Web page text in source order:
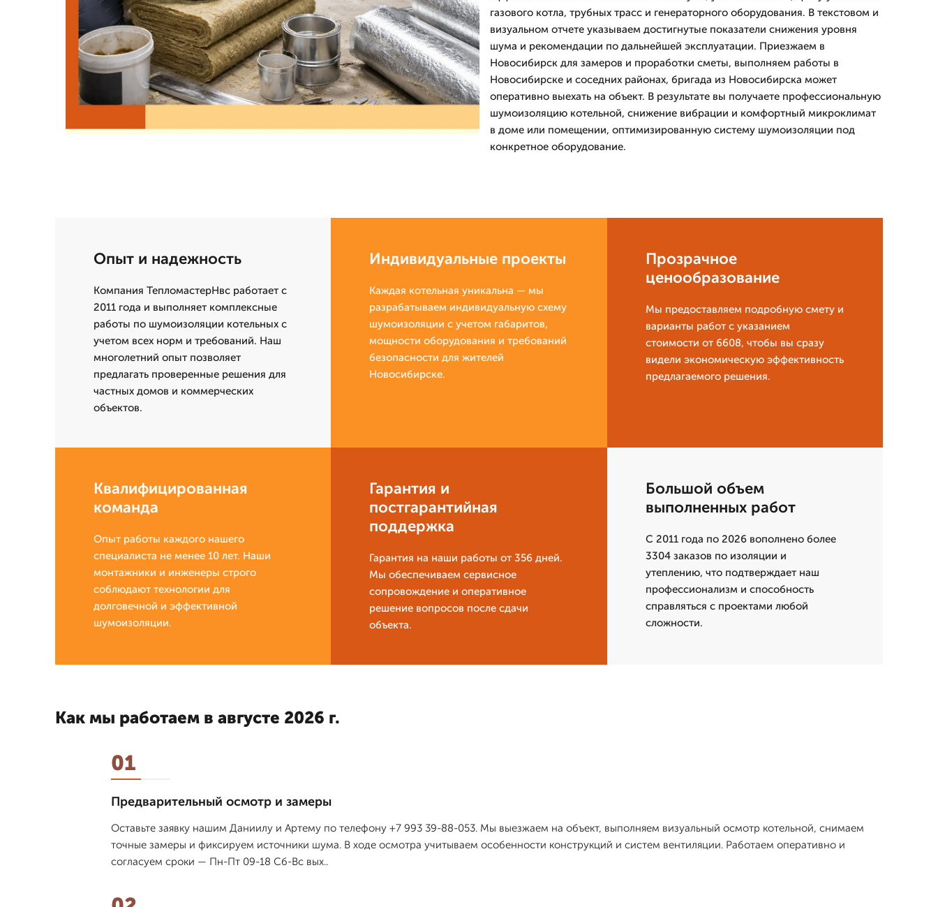
газового котла, трубных трасс и генераторного оборудования. В текстовом и
визуальном отчете указываем достигнутые показатели снижения уровня
шума и рекомендации по дальнейшей эксплуатации. Приезжаем в
Новосибирск для замеров и проработки сметы, выполняем работы в
Новосибирске и соседних районах, бригада из Новосибирска может
оперативно выехать на объект. В результате вы получаете профессиональную
шумоизоляцию котельной, снижение вибрации и комфортный микроклимат
в доме или помещении, оптимизированную систему шумоизоляции под
конкретное оборудование.
Опыт и надежность
Компания ТепломастерНвс работает с
2011 года и выполняет комплексные
работы по шумоизоляции котельных с
учетом всех норм и требований. Наш
многолетний опыт позволяет
предлагать проверенные решения для
частных домов и коммерческих
объектов.
Индивидуальные проекты
Каждая котельная уникальна — мы
разрабатываем индивидуальную схему
шумоизоляции с учетом габаритов,
мощности оборудования и требований
безопасности для жителей
Новосибирске.
Прозрачное
ценообразование
Мы предоставляем подробную смету и
варианты работ с указанием
стоимости от 6608, чтобы вы сразу
видели экономическую эффективность
предлагаемого решения.
Квалифицированная
команда
Опыт работы каждого нашего
специалиста не менее 10 лет. Наши
монтажники и инженеры строго
соблюдают технологии для
долговечной и эффективной
шумоизоляции.
Гарантия и
постгарантийная
поддержка
Гарантия на наши работы от 356 дней.
Мы обеспечиваем сервисное
сопровождение и оперативное
решение вопросов после сдачи
объекта.
Большой объем
выполненных работ
С 2011 года по 2026 вополнено более
3304 заказов по изоляции и
утеплению, что подтверждает наш
профессионализм и способность
справляться с проектами любой
сложности.
Как мы работаем в августе 2026 г.
01
Предварительный осмотр и замеры
Оставьте заявку нашим Даниилу и Артему по телефону +7 993 39-88-053. Мы выезжаем на объект, выполняем визуальный осмотр котельной, снимаем
точные замеры и фиксируем источники шума. В ходе осмотра учитываем особенности конструкций и систем вентиляции. Работаем оперативно и
согласуем сроки — Пн-Пт 09-18 Сб-Вс вых..